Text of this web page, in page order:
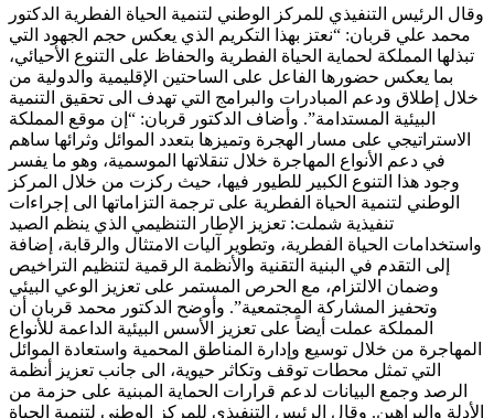
وقال الرئيس التنفيذي للمركز الوطني لتنمية الحياة الفطرية الدكتور
محمد علي قربان: “نعتز بهذا التكريم الذي يعكس حجم الجهود التي
تبذلها المملكة لحماية الحياة الفطرية والحفاظ على التنوع الأحيائي،
بما يعكس حضورها الفاعل على الساحتين الإقليمية والدولية من
خلال إطلاق ودعم المبادرات والبرامج التي تهدف الى تحقيق التنمية
البيئية المستدامة”. وأضاف الدكتور قربان: “إن موقع المملكة
الاستراتيجي على مسار الهجرة وتميزها بتعدد الموائل وثرائها ساهم
في دعم الأنواع المهاجرة خلال تنقلاتها الموسمية، وهو ما يفسر
وجود هذا التنوع الكبير للطيور فيها، حيث ركزت من خلال المركز
الوطني لتنمية الحياة الفطرية على ترجمة التزاماتها الى إجراءات
تنفيذية شملت: تعزيز الإطار التنظيمي الذي ينظم الصيد
واستخدامات الحياة الفطرية، وتطوير آليات الامتثال والرقابة، إضافة
إلى التقدم في البنية التقنية والأنظمة الرقمية لتنظيم التراخيص
وضمان الالتزام، مع الحرص المستمر على تعزيز الوعي البيئي
وتحفيز المشاركة المجتمعية”. وأوضح الدكتور محمد قربان أن
المملكة عملت أيضاً على تعزيز الأسس البيئية الداعمة للأنواع
المهاجرة من خلال توسيع وإدارة المناطق المحمية واستعادة الموائل
التي تمثل محطات توقف وتكاثر حيوية، الى جانب تعزيز أنظمة
الرصد وجمع البيانات لدعم قرارات الحماية المبنية على حزمة من
الأدلة والبراهين. وقال الرئيس التنفيذي للمركز الوطني لتنمية الحياة